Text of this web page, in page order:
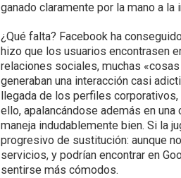
ganado claramente por la mano a
¿Qué falta? Facebook ha
hizo que los usuarios encontrasen
relaciones sociales, muchas
generaban una interacción casi
llegada de los perfiles
ello, apalancándose además en
maneja indudablemente bien. Si la
progresivo de sustitución: aunque
servicios, y podrían encontrar en
sentirse más cómodos.